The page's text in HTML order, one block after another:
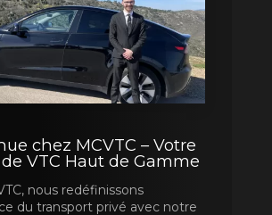
chez MCVTC – Votre
VTC Haut de Gamme
nous redéfinissons
du transport privé avec notre